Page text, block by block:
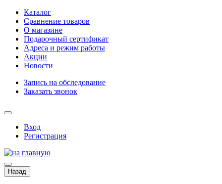
Каталог
Сравнение товаров
О магазине
Подарочный сертификат
Адреса и режим работы
Акции
Новости
Запись на обследование
Заказать звонок
Вход
Регистрация
Назад